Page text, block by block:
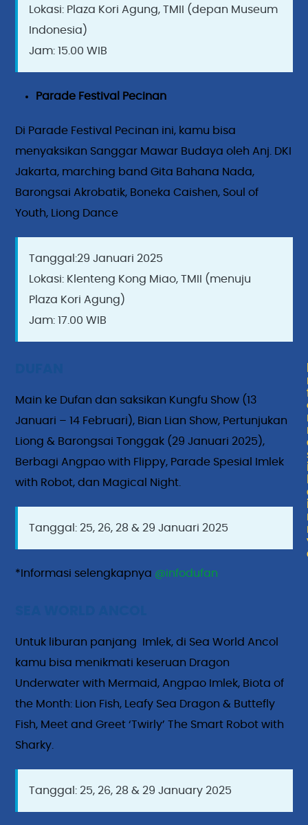
Lokasi: Plaza Kori Agung, TMII (depan Museum
Indonesia)
Jam: 15.00 WIB
Parade Festival Pecinan
Di Parade Festival Pecinan ini, kamu bisa
menyaksikan Sanggar Mawar Budaya oleh Anj. DKI
Jakarta, marching band Gita Bahana Nada,
Barongsai Akrobatik, Boneka Caishen, Soul of
Youth, Liong Dance
Tanggal:29 Januari 2025
Lokasi: Klenteng Kong Miao, TMII (menuju
Plaza Kori Agung)
Jam: 17.00 WIB
Main ke Dufan dan saksikan Kungfu Show (13
Januari – 14 Februari), Bian Lian Show, Pertunjukan
Liong & Barongsai Tonggak (29 Januari 2025),
Berbagi Angpao with Flippy, Parade Spesial Imlek
with Robot, dan Magical Night.
Tanggal: 25, 26, 28 & 29 Januari 2025
*Informasi selengkapnya @infodufan
Untuk liburan panjang Imlek, di Sea World Ancol
kamu bisa menikmati keseruan Dragon
Underwater with Mermaid, Angpao Imlek, Biota of
the Month: Lion Fish, Leafy Sea Dragon & Buttefly
Fish, Meet and Greet ‘Twirly’ The Smart Robot with
Sharky.
Tanggal: 25, 26, 28 & 29 January 2025